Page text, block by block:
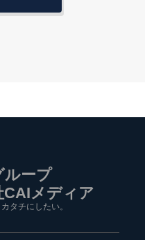
ループ
CAIメディア
タチにしたい。